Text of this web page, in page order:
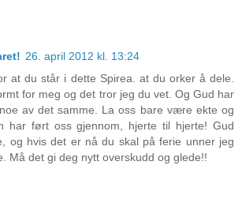
26. april 2012 kl. 13:24
at du står i dette Spirea. at du orker å dele.
for meg og det tror jeg du vet. Og Gud har
av det samme. La oss bare være ekte og
har ført oss gjennom, hjerte til hjerte! Gud
og hvis det er nå du skal på ferie unner jeg
Må det gi deg nytt overskudd og glede!!